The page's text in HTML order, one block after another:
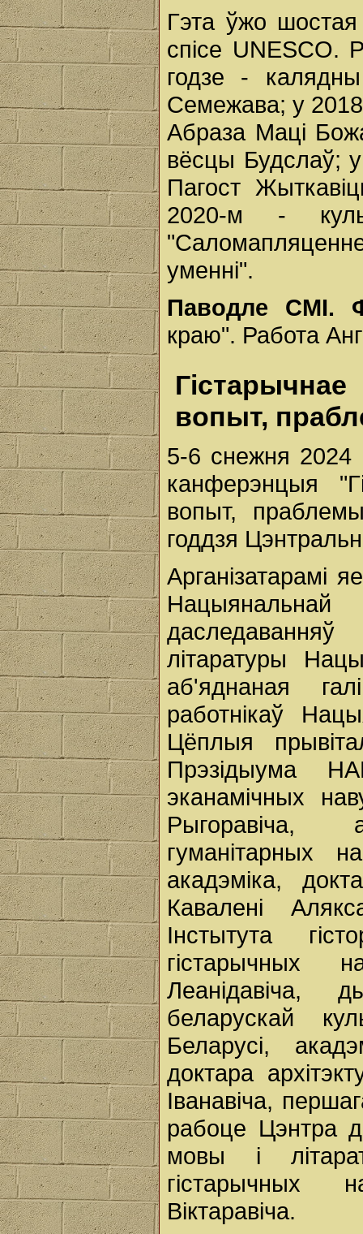
Гэта ўжо
спісе UNESCO.
годзе -
Семежава; у
Абраза Маці
вёсцы Будслаў;
Пагост
2020-м -
уменні".
Паводле СМІ.
краю". Работа
вопыт,
5-6 снежня 2024
канферэнцыя
вопыт,
годдзя
Арганізатарамі
Нацыянальнай
літаратуры
аб'яднаная
работнікаў
Цёплыя
Прэзідыума
эканамічных
Рыгоравіча,
гуманітарных
акадэміка,
Кавалені
Інстытута
гістарычных
Леанідавіча,
беларускай
Беларусі,
доктара
Іванавіча,
рабоце Цэнтра
мовы і
гістарычных
Віктаравіча.